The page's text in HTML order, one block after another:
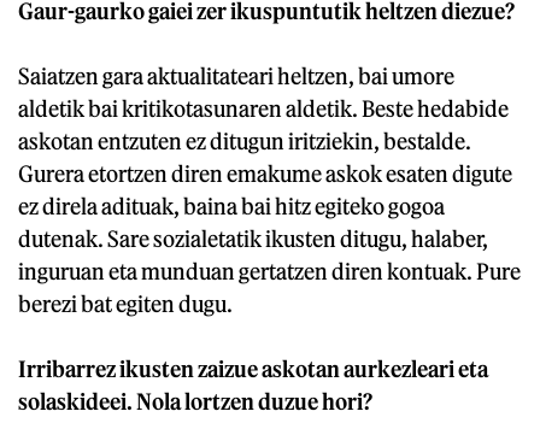
Gaur-gaurko gaiei zer ikuspuntutik heltzen diezue?
Saiatzen gara aktualitateari heltzen, bai umore
aldetik bai kritikotasunaren aldetik. Beste hedabide
askotan entzuten ez ditugun iritziekin, bestalde.
Gurera etortzen diren emakume askok esaten digute
ez direla adituak, baina bai hitz egiteko gogoa
dutenak. Sare sozialetatik ikusten ditugu, halaber,
inguruan eta munduan gertatzen diren kontuak. Pure
berezi bat egiten dugu.
Irribarrez ikusten zaizue askotan aurkezleari eta
solaskideei. Nola lortzen duzue hori?